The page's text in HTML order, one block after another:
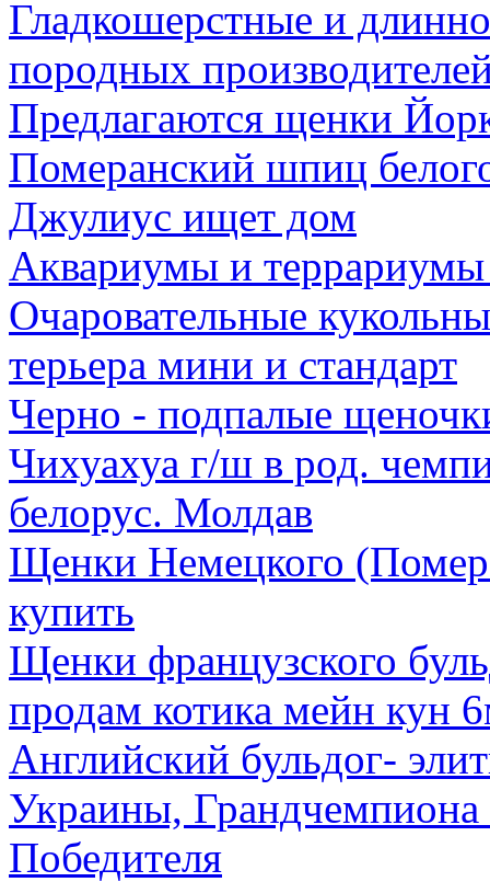
Гладкошерстные и
породных
Предлагаются щенки
Померанский шпиц
Джулиус ищет дом
Аквариумы и террариумы
Очаровательные
терьера мини и стандарт
Черно - подпалые
Чихуахуа г/ш в род.
белорус. Молдав
Щенки Немецкого
купить
Щенки французского
продам котика мейн кун
Английский бульдог-
Украины,
Победителя